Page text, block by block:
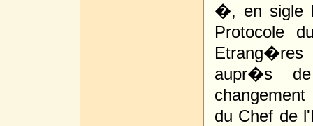
�, en sigle
Protocole
aupr�s
du Chef de